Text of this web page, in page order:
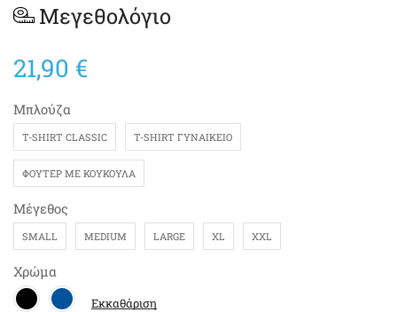
Μεγεθολόγιο
21,90 €
Μπλούζα
T-SHIRT CLASSIC T-SHIRT ΓΥΝΑΙΚΕΊΟ
ΦΟΎΤΕΡ ΜΕ ΚΟΥΚΟΎΛΑ
Μέγεθος
SMALL MEDIUM LARGE XL XXL
Χρώμα
Εκκαθάριση